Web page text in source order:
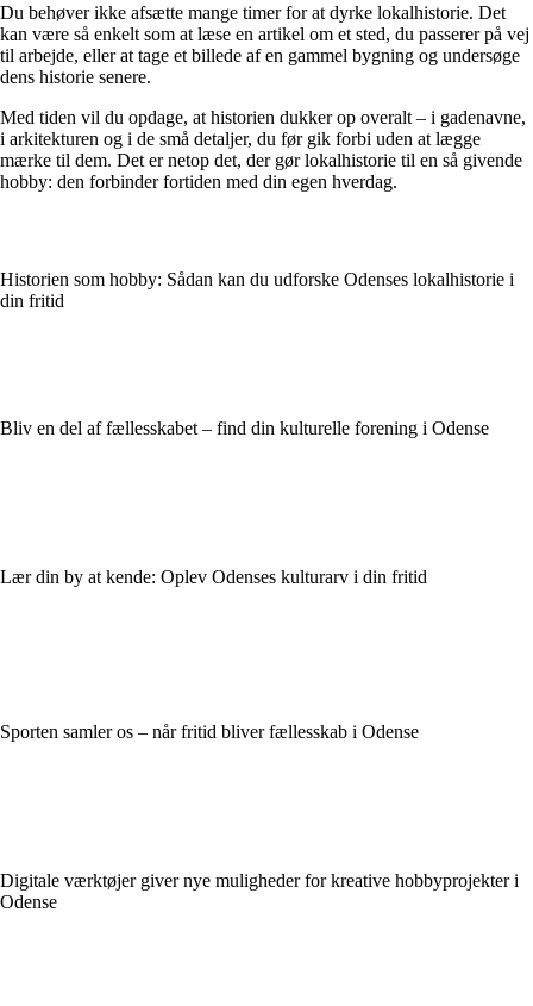
Du behøver ikke afsætte mange timer for at dyrke lokalhistorie. Det
kan være så enkelt som at læse en artikel om et sted, du passerer på vej
til arbejde, eller at tage et billede af en gammel bygning og undersøge
dens historie senere.
Med tiden vil du opdage, at historien dukker op overalt – i gadenavne,
i arkitekturen og i de små detaljer, du før gik forbi uden at lægge
mærke til dem. Det er netop det, der gør lokalhistorie til en så givende
hobby: den forbinder fortiden med din egen hverdag.
Historien som hobby: Sådan kan du udforske Odenses lokalhistorie i
din fritid
Bliv en del af fællesskabet – find din kulturelle forening i Odense
Lær din by at kende: Oplev Odenses kulturarv i din fritid
Sporten samler os – når fritid bliver fællesskab i Odense
Digitale værktøjer giver nye muligheder for kreative hobbyprojekter i
Odense